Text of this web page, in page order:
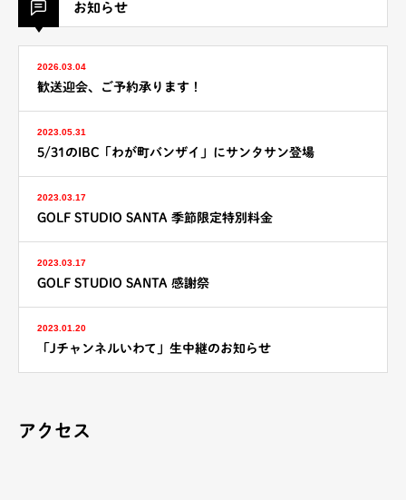
お知らせ
2026.03.04
歓送迎会、ご予約承ります！
2023.05.31
5/31のIBC「わが町バンザイ」にサンタサン登場
2023.03.17
GOLF STUDIO SANTA 季節限定特別料金
2023.03.17
GOLF STUDIO SANTA 感謝祭
2023.01.20
「Jチャンネルいわて」生中継のお知らせ
アクセス